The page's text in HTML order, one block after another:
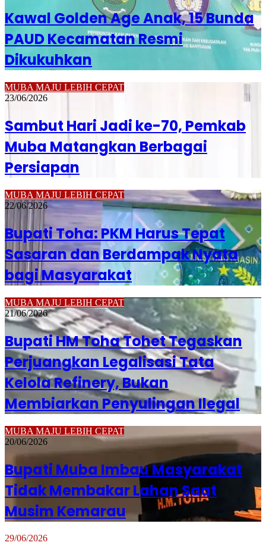
Kawal Golden Age Anak, 15 Bunda
PAUD Kecamatan Resmi
Dikukuhkan
MUBA MAJU LEBIH CEPAT
23/06/2026
Sambut Hari Jadi ke-70, Pemkab
Muba Matangkan Berbagai
Persiapan
MUBA MAJU LEBIH CEPAT
22/06/2026
Bupati Toha: PKM Harus Tepat
Sasaran dan Berdampak Nyata
bagi Masyarakat
MUBA MAJU LEBIH CEPAT
21/06/2026
Bupati HM Toha Tohet Tegaskan
Perjuangkan Legalisasi Tata
Kelola Refinery, Bukan
Membiarkan Penyulingan Ilegal
MUBA MAJU LEBIH CEPAT
20/06/2026
Bupati Muba Imbau Masyarakat
Tidak Membakar Lahan Saat
Musim Kemarau
29/06/2026